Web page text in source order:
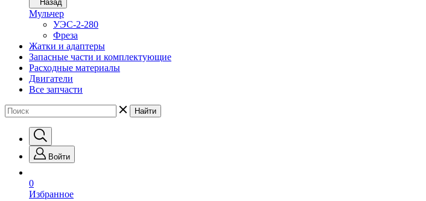
Назад
Мульчер
УЭС-2-280
Фреза
Жатки и адаптеры
Запасные части и комплектующие
Расходные материалы
Двигатели
Все запчасти
Найти
Войти
0
Избранное